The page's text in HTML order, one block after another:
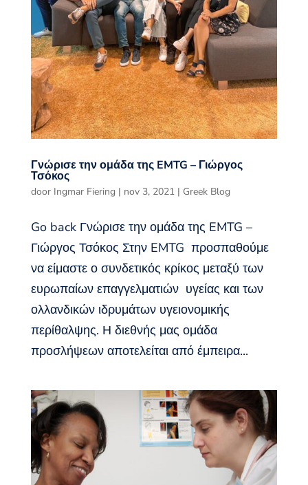
Γνώρισε την ομάδα της EMTG – Γιώργος
Τσόκος
door Ingmar Fiering | nov 3, 2021| Greek Blog
Go back Γνώρισε την ομάδα της EMTG –
Γιώργος Τσόκος Στην EMTG προσπαθούμε
να είμαστε ο συνδετικός κρίκος μεταξύ των
ευρωπαίων επαγγελματιών υγείας και των
ολλανδικών ιδρυμάτων υγειονομικής
περίθαλψης. Η διεθνής μας ομάδα
προσλήψεων αποτελείται από έμπειρα...